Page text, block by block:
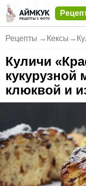
Рецепты → Кексы →
Куличи
кукурузной
клюквой и